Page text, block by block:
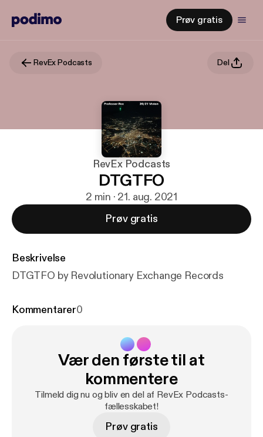
Prøv gratis
RevEx Podcasts Del
RevEx Podcasts
DTGTFO
2 min · 21. aug. 2021
Prøv gratis
Beskrivelse
DTGTFO by Revolutionary Exchange Records
Kommentarer0
Vær den første til at
kommentere
Tilmeld dig nu og bliv en del af RevEx Podcasts-
fællesskabet!
Prøv gratis